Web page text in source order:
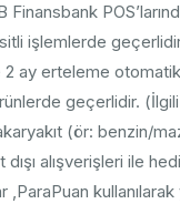
işlemlerde
ay erteleme otomatik
geçerlidir.
(ör: benzin/
alışverişleri ile
kullanılarak